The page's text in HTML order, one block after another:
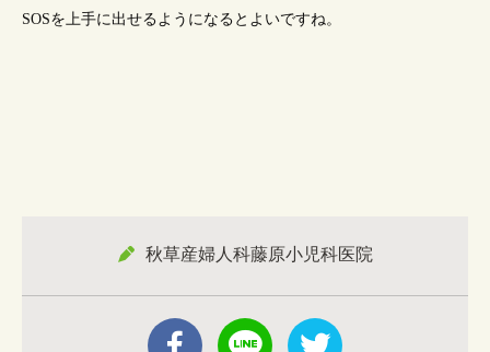
SOSを上手に出せるようになるとよいですね。
秋草産婦人科藤原小児科医院